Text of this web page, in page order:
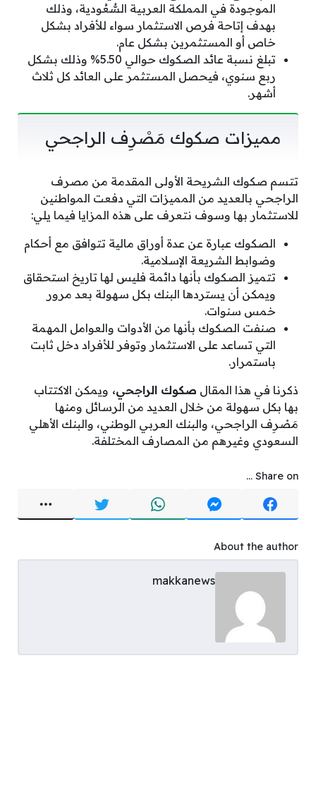
الموجودة في المملكة العربية السُّعُودية، وذلك
بهدف إتاحة فرص الاستثمار سواء للأفراد بشكل
خاص أو المستثمرين بشكل عام.
تبلغ نسبة عائد الصكوك حوالي 5.50% وذلك بشكل
ربع سنوي، فيحصل المستثمر على العائد كل ثلاث
أشهر.
مميزات صكوك مَصْرِف الراجحي
تتسم صكوك الشريحة الأولى المقدمة من مصرف
الراجحي بالعديد من المميزات التي دفعت المواطنين
للاستثمار بها وسوف نتعرف على هذه المزايا فيما يلي:
الصكوك عبارة عن عدة أوراق مالية تتوافق مع أحكام
وضوابط الشريعة الإسلامية.
تتميز الصكوك بأنها دائمة فليس لها تاريخ استحقاق
ويمكن أن يستردها البنك بكل سهولة بعد مرور
خمس سنوات.
صنفت الصكوك بأنها من الأدوات والعوامل المهمة
التي تساعد على الاستثمار وتوفر للأفراد دخل ثابت
باستمرار.
ذكرنا في هذا المقال صكوك الراجحي، ويمكن الاكتتاب
بها بكل سهولة من خلال العديد من الرسائل ومنها
مَصْرِف الراجحي، والبنك العربي الوطني، والبنك الأهلي
السعودي وغيرهم من المصارف المختلفة.
Share on ...
About the author
makkanews